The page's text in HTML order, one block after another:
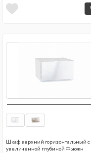
Шкаф верхний горизонтальный с
увеличенной глубиной Фьюжн